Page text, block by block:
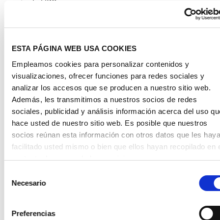
ESTA PÁGINA WEB USA COOKIES
Empleamos cookies para personalizar contenidos y
visualizaciones, ofrecer funciones para redes sociales y
analizar los accesos que se producen a nuestro sitio web.
Además, les transmitimos a nuestros socios de redes
sociales, publicidad y análisis información acerca del uso
hace usted de nuestro sitio web. Es posible que nuestros
socios reúnan esta información con otros datos que les haya
facilitado usted mismo o bien que ellos hayan recopilado en
contexto de su uso de los servicios.
mismo tiempo su consentimiento según el artículo 49,
apartado 1, punto 1, letra a del RGPD para que sus datos se
procesen en los Estados Unidos. El Tribunal de Justicia
Europeo considera a Estados Unidos como un país que
Necesario
Preferencias
envío de UPS.
Para Alemania se aplican los siguientes gastos de
Peso
mm de
perímetro &
hasta 150 cm
longitud
máx.
mm de
perímetro &
hasta 240 cm
longitud
máx.
mm de
perímetro &
hasta 300
cm longitud
máx.
hasta
10 kg
11,95 € 41,95 € 95,95 €
20 kg
109,95 €
50 kg
120,95 €